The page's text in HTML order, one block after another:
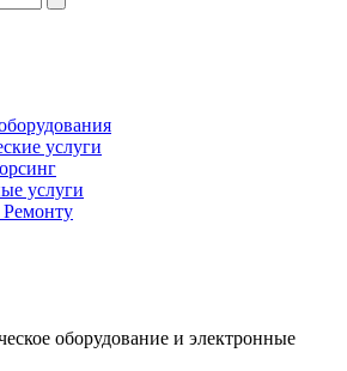
услуги
услуги
оборудование и электронные